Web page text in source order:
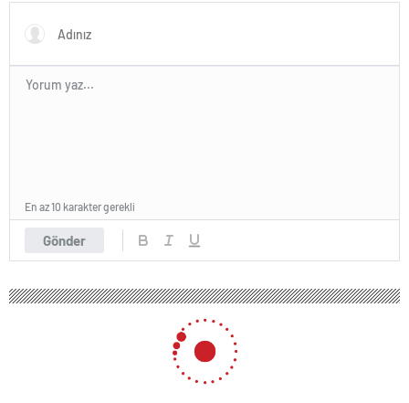
Gönder
En az 10 karakter gerekli